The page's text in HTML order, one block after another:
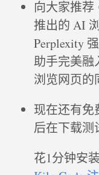
向大家推
推出的 AI
Perplexity
助手完美融
浏览网页的
现在还有免
后在下载测
花1分钟安